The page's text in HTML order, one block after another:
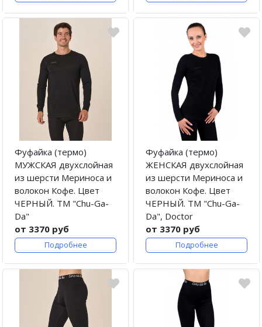
Фуфайка (термо)
МУЖСКАЯ двухслойная
из шерсти Мериноса и
волокон Кофе. Цвет
ЧЕРНЫЙ. ТМ "Chu-Ga-
Da"
от 3370 руб
Подробнее
Фуфайка (термо)
ЖЕНСКАЯ двухслойная
из шерсти Мериноса и
волокон Кофе. Цвет
ЧЕРНЫЙ. ТМ "Chu-Ga-
Da", Doctor
от 3370 руб
Подробнее